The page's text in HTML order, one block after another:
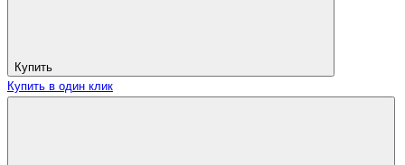
Купить
Купить в один клик